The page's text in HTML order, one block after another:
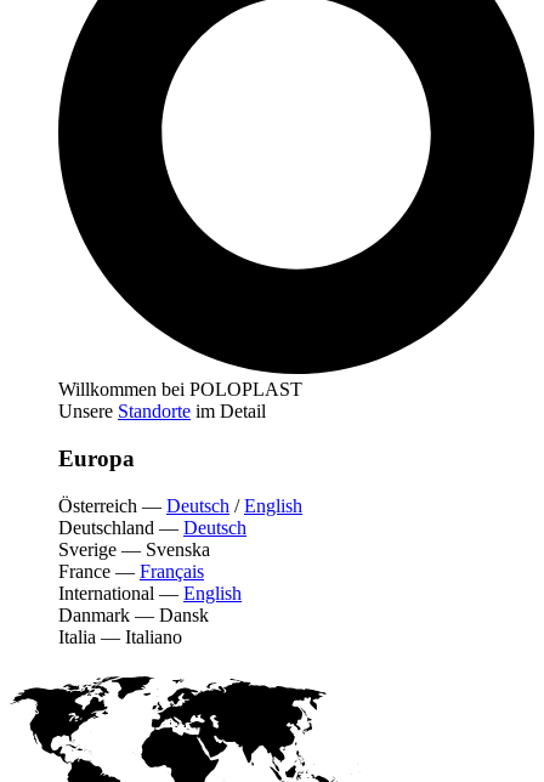
Willkommen bei POLOPLAST
Unsere Standorte im Detail
Europa
Österreich — Deutsch /English
Deutschland — Deutsch
Sverige — Svenska
France — Français
International — English
Danmark — Dansk
Italia — Italiano